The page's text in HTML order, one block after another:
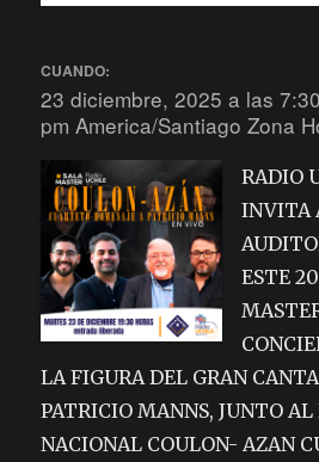
CUANDO:
23 diciembre, 2025 a las
pmAmerica/Santiago Zona
RADIO
INVITA
ESTE
LA FIGURA DEL GRAN
PATRICIO MANNS, JUNTO
NACIONAL COULON- AZAN